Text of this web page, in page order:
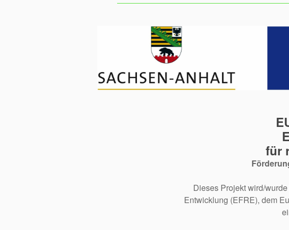
für
Dieses Projekt wird/
Entwicklung (EFRE), dem